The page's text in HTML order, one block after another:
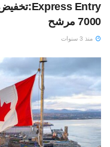
7000 مرشح
منذ 3 سنوات